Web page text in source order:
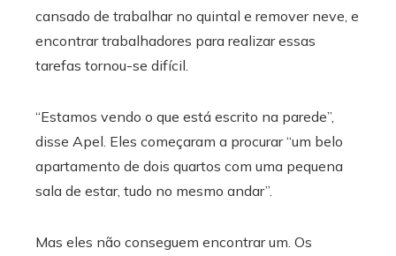
cansado de trabalhar no quintal e remover neve, e
encontrar trabalhadores para realizar essas
tarefas tornou-se difícil.
“Estamos vendo o que está escrito na parede”,
disse Apel. Eles começaram a procurar “um belo
apartamento de dois quartos com uma pequena
sala de estar, tudo no mesmo andar”.
Mas eles não conseguem encontrar um. Os